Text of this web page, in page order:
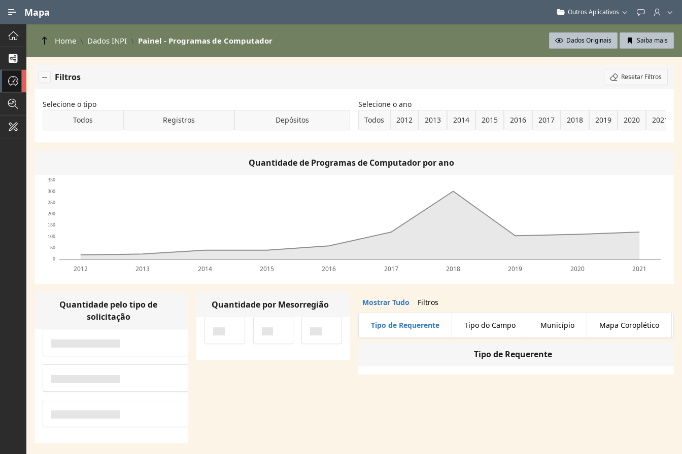
Mapa Outros Aplicativos Feedback
Processos de Negócios
Home Dados INPI Painel - Programas de Computador Dados Originais Saiba mais
Filtros Resetar Filtros
Selecione o tipo
Todos
Registros Depósitos
Selecione o ano
Todos
2012 2013 2014 2015 2016 2017 2018 2019 2020 2021
Quantidade de Programas de Computador por ano
0
50
100
150
200
250
300
350
2012 2013 2014 2015 2016 2017 2018 2019 2020 2021
Quantidade pelo tipo de
solicitação
Quantidade por Mesorregião Mostrar Tudo Filtros
Tipo de Requerente Tipo do Campo Município Mapa Coroplético
Tipo de Requerente